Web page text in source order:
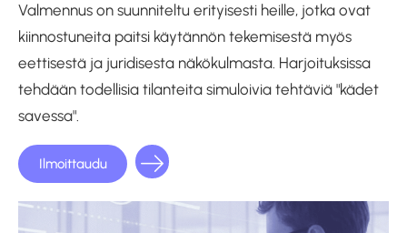
Valmennus on suunniteltu erityisesti heille, jotka ovat
kiinnostuneita paitsi käytännön tekemisestä myös
eettisestä ja juridisesta näkökulmasta. Harjoituksissa
tehdään todellisia tilanteita simuloivia tehtäviä "kädet
savessa".
Ilmoittaudu